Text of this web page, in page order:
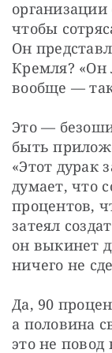
организации
чтобы
Он
Кремля? «Он
вообще —
Это —
быть
«Этот дурак
думает, что
процентов,
затеял
он выкинет
ничего не
Да, 90
а половина
это не